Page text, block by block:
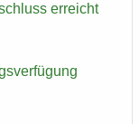
er­reicht